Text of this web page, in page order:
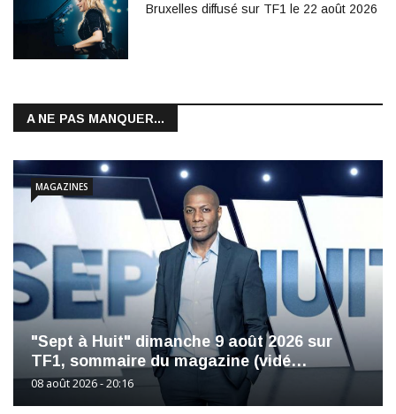
Bruxelles diffusé sur TF1 le 22 août 2026
A NE PAS MANQUER...
"Sept à Huit" dimanche 9 août 2026 sur
TF1, sommaire du magazine (vidé…
08 août 2026 - 20:16
MAGAZINES